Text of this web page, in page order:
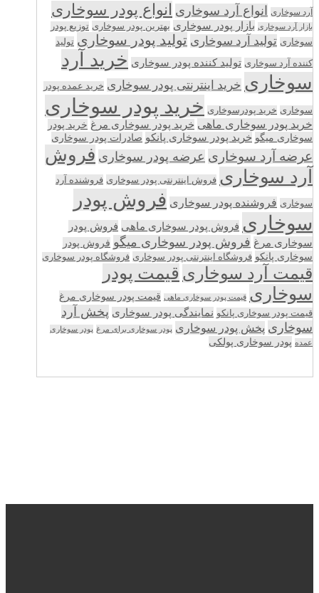
آرد سوخاری انواع آرد سوخاری انواع پودر سوخاری
بازار آرد سوخاری بازار پودر سوخاری بهترین پودر سوخاری توزیع پودر
سوخاری تولید آرد سوخاری تولید پودر سوخاری تولید
کننده آرد سوخاری تولید کننده پودر سوخاری خرید آرد
سوخاری خرید اینترنتی پودر سوخاری خرید عمده پودر
سوخاری خرید پودرسوخاری خرید پودر سوخاری
خرید پودر سوخاری ماهی خرید پودر سوخاری مرغ خرید پودر
سوخاری میگو خرید پودر سوخاری پانکو صادرات پودر سوخاری
عرضه آرد سوخاری عرضه پودر سوخاری فروش
آرد سوخاری فروش اینترنتی پودر سوخاری فروشنده آرد
سوخاری فروشنده پودر سوخاری فروش پودر
سوخاری فروش پودر سوخاری ماهی فروش پودر
سوخاری مرغ فروش پودر سوخاری میگو فروش پودر
سوخاری پانکو فروشگاه اینترنتی پودر سوخاری فروشگاه پودر سوخاری
قیمت آرد سوخاری قیمت پودر
سوخاری قیمت پودر سوخاری ماهی قیمت پودر سوخاری مرغ
قیمت پودر سوخاری پانکو نمایندگی پودر سوخاری پخش آرد
سوخاری پخش پودر سوخاری پودر سوخاری برای مرغ پودر سوخاری
عمده پودر سوخاری پولکی